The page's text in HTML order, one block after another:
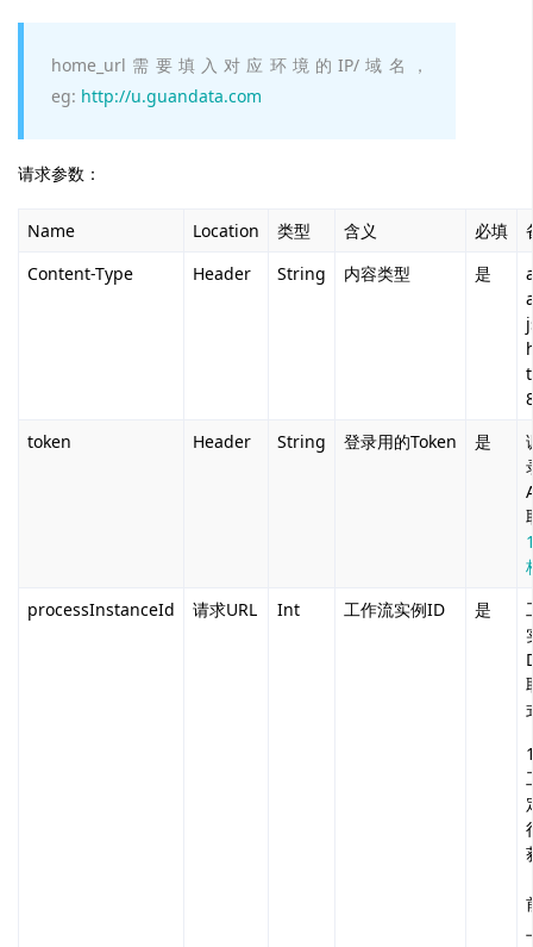
home_url需要填入对应环境的IP/域名，
eg: http://u.guandata.com
请求参数：
Name Location 类型 含义 必填
Content-Type
Header String 内容类型 是
token
Header String 登录用的Token 是
processInstanceId
请求URL Int 工作流实例ID 是